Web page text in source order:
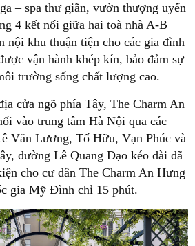
– spa thư giãn, vườn thượng uyển
4 kết nối giữa hai toà nhà A-B
nội khu thuận tiện cho các gia đình
vận hành khép kín, bảo đảm sự
trường sống chất lượng cao.
cửa ngõ phía Tây, The Charm An
vào trung tâm Hà Nội qua các
Văn Lương, Tố Hữu, Vạn Phúc và
đường Lê Quang Đạo kéo dài đã
cho cư dân The Charm An Hưng
gia Mỹ Đình chỉ 15 phút.